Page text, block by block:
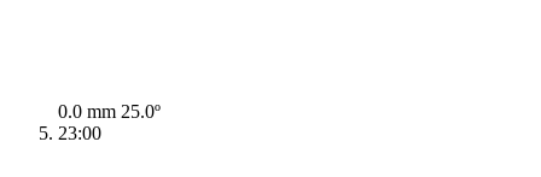
0.0 mm 25.0º
23:00